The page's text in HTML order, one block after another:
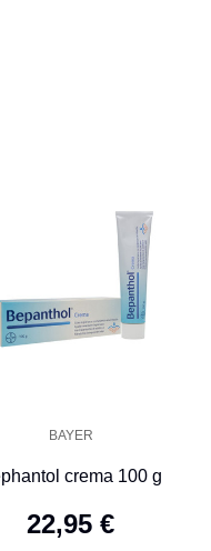
BAYER
crema 100 g
22,95 €